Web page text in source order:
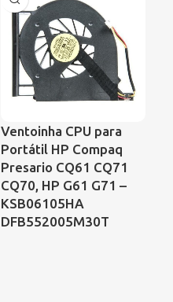
Ventoinha CPU para
Portátil HP Compaq
Presario CQ61 CQ71
CQ70, HP G61 G71 –
KSB06105HA
DFB552005M30T